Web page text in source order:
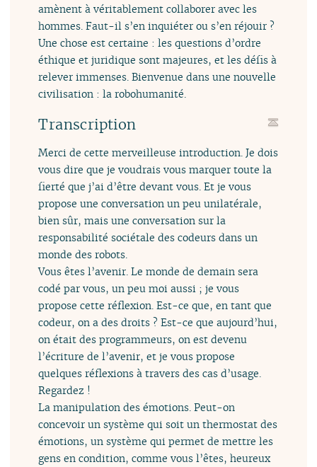
amènent à véritablement collaborer avec les
hommes. Faut-il s’en inquiéter ou s’en réjouir ?
Une chose est certaine : les questions d’ordre
éthique et juridique sont majeures, et les défis à
relever immenses. Bienvenue dans une nouvelle
civilisation : la robohumanité.
Transcription
Merci de cette merveilleuse introduction. Je dois
vous dire que je voudrais vous marquer toute la
fierté que j’ai d’être devant vous. Et je vous
propose une conversation un peu unilatérale,
bien sûr, mais une conversation sur la
responsabilité sociétale des codeurs dans un
monde des robots.
Vous êtes l’avenir. Le monde de demain sera
codé par vous, un peu moi aussi ; je vous
propose cette réflexion. Est-ce que, en tant que
codeur, on a des droits ? Est-ce que aujourd’hui,
on était des programmeurs, on est devenu
l’écriture de l’avenir, et je vous propose
quelques réflexions à travers des cas d’usage.
Regardez !
La manipulation des émotions. Peut-on
concevoir un système qui soit un thermostat des
émotions, un système qui permet de mettre les
gens en condition, comme vous l’êtes, heureux